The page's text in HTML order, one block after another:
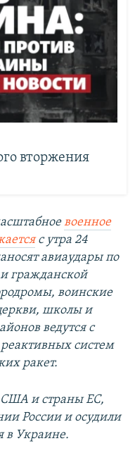
вторжения
военное
с утра 24
авиаудары по
гражданской
воинские
школы и
ведутся с
систем
ракет.
США и страны ЕС,
России и осудили
в Украине.